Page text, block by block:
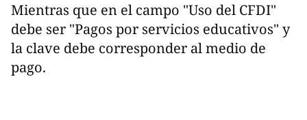
Mientras que en el campo "Uso del CFDI"
debe ser "Pagos por servicios educativos" y
la clave debe corresponder al medio de
pago.